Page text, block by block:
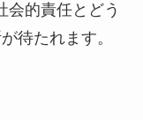
会的責任とどう
待たれます。